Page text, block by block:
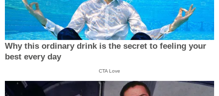
Why this ordinary drink is the secret to feeling your
best every day
CTA Love